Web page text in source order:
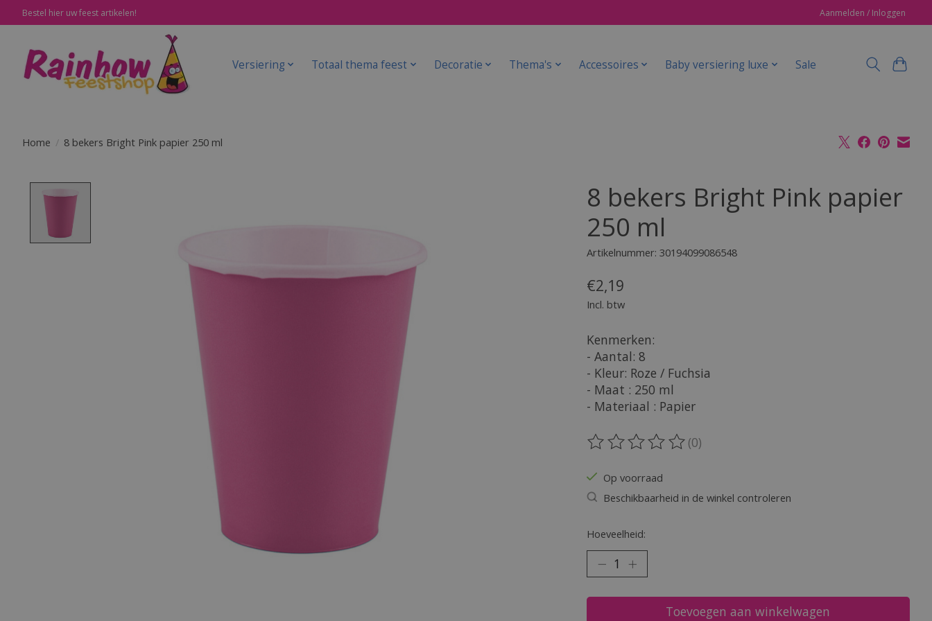
Bestel hier uw feest artikelen! Aanmelden / Inloggen
Versiering Totaal thema feest Decoratie Thema's Accessoires Baby versiering luxe Sale
Home / 8 bekers Bright Pink papier 250 ml
8 bekers Bright Pink papier
250 ml
Artikelnummer: 30194099086548
€2,19
Incl. btw
Kenmerken:
- Aantal: 8
- Kleur: Roze / Fuchsia
- Maat : 250 ml
- Materiaal : Papier
De beoordeling van dit product is
(0)
Op voorraad
Beschikbaarheid in de winkel controleren
Hoeveelheid:
Toevoegen aan winkelwagen